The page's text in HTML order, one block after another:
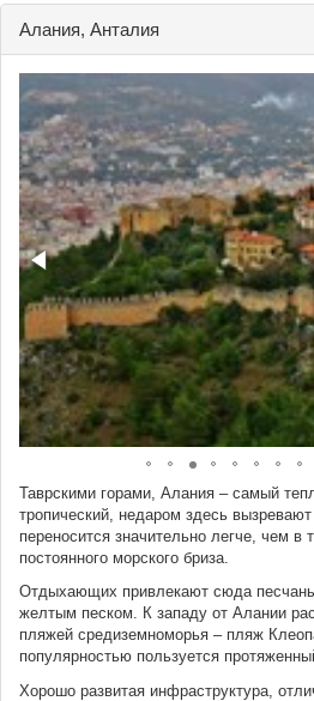
Алания, Анталия
Таврскими горами, Алания – самый
тропический, недаром здесь
переносится значительно легче, чем в
постоянного морского бриза.
Отдыхающих привлекают сюда
желтым песком. К западу от Алании
пляжей средиземноморья – пляж
популярностью пользуется
Хорошо развитая инфраструктура,